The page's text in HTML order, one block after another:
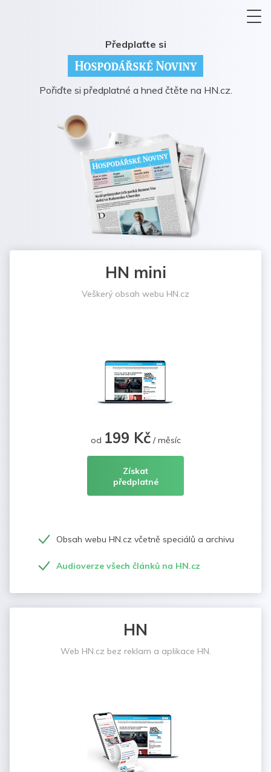
Předplaťte si
Pořiďte si předplatné a hned čtěte na HN.cz.
HN mini
Veškerý obsah webu HN.cz
od 199 Kč/ měsíc
Získat
předplatné
Obsah webu HN.cz včetně speciálů a archivu
Audioverze všech článků na HN.cz
HN
Web HN.cz bez reklam a aplikace HN.